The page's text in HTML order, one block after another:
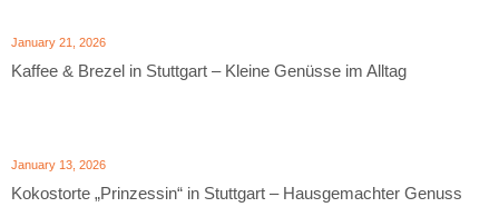
January 21, 2026
Kaffee & Brezel in Stuttgart – Kleine Genüsse im Alltag
January 13, 2026
Kokostorte „Prinzessin“ in Stuttgart – Hausgemachter Genuss